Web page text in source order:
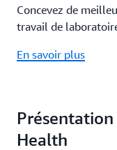
Concevez de
travail de
En savoir plus
Présentation
Health